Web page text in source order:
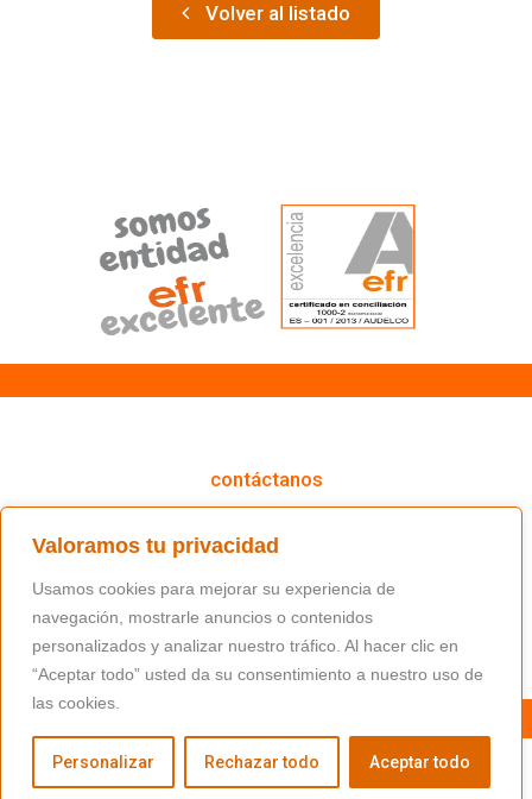
Valoramos tu privacidad
Usamos cookies para mejorar su experiencia de
navegación, mostrarle anuncios o contenidos
personalizados y analizar nuestro tráfico. Al hacer clic en
“Aceptar todo” usted da su consentimiento a nuestro uso de
las cookies.
Personalizar Rechazar todo Aceptar todo
Volver al listado
contáctanos
(+34) 91 766 98 56 / fundacion@masfamilia.org
síguenos en nuestras redes sociales